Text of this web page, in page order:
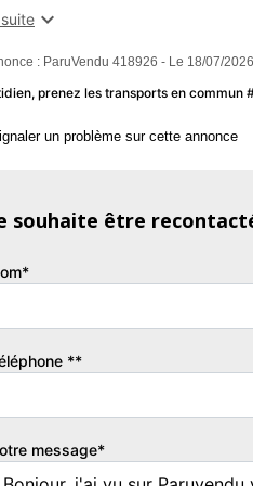
Mazda MX-5 ND Sports-
agile et animée par un moteur
à ciel ouvert.
: Manuelle 6 rapports
: 96 kW (131 ch DIN)

: ParuVendu 418926 - Le 18/07/
prenez les transports en commun
un problème sur cette annonce
souhaite être
**
message*